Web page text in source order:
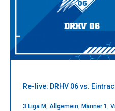
Re-live: DRHV 06 vs.
3.Liga M, Allgemein, Männer 1 ,